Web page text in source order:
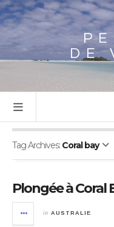
DE
Tag Archives: Coral bay
Plongée à Coral
in AUSTRALIE